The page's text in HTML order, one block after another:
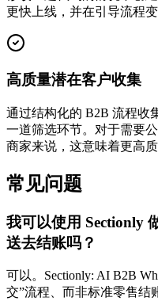
更快上线，并在引导流程
高质量潜在客户收集
通过结构化的 B2B 流程收
一道筛选环节。对于需要
商家来说，这意味着更高
常见问题
我可以使用 Sectionly
送去结账吗？
可以。Sectionly: AI B2B
交”流程、而非标准零售结